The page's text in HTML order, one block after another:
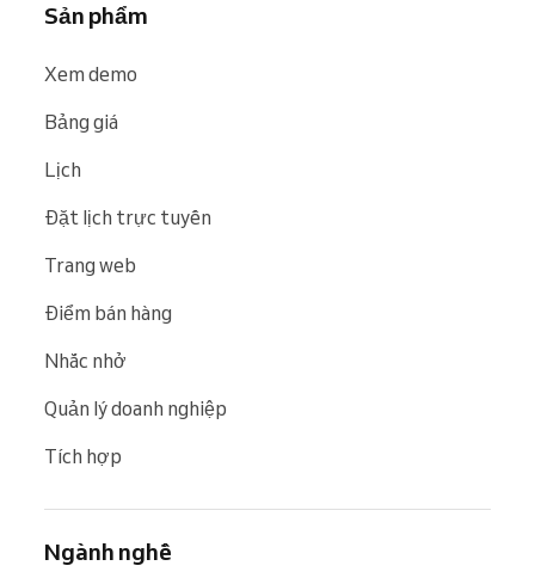
Sản phẩm
Xem demo
Bảng giá
Lịch
Đặt lịch trực tuyến
Trang web
Điểm bán hàng
Nhắc nhở
Quản lý doanh nghiệp
Tích hợp
Ngành nghề